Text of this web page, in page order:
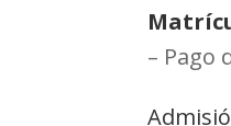
– Pago